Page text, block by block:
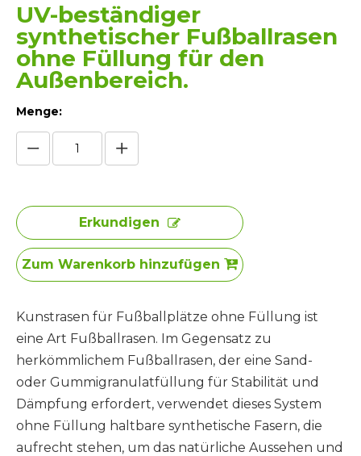
UV-beständiger
synthetischer Fußballrasen
ohne Füllung für den
Außenbereich.
Menge:
Erkundigen
Zum Warenkorb hinzufügen
Kunstrasen für Fußballplätze ohne Füllung ist
eine Art Fußballrasen. Im Gegensatz zu
herkömmlichem Fußballrasen, der eine Sand-
oder Gummigranulatfüllung für Stabilität und
Dämpfung erfordert, verwendet dieses System
ohne Füllung haltbare synthetische Fasern, die
aufrecht stehen, um das natürliche Aussehen und